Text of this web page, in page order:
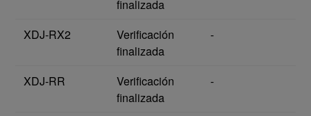
finalizada
XDJ-RX2
Verificación
finalizada
-
XDJ-RR
Verificación
finalizada
-